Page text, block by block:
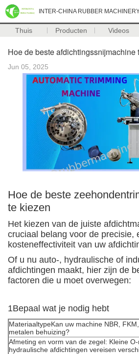
INTER-CHINA RUBBER
Thuis Producten Videos
Hoe de beste afdichtingssnijmachine
Jun 05, 2025
Hoe de beste
te kiezen
Het kiezen van de juiste
cruciaal belang voor de precisie,
kosteneffectiviteit van uw
Of u nu auto-, hydraulische of
afdichtingen maakt, hier zijn de
factoren die u moet overwegen:
1Bepaal wat je nodig hebt
MateriaaltypeKan uw machine NBR,
metalen behuizing?
Afmeting en vorm van de zegel: Kleine
hydraulische afdichtingen vereisen